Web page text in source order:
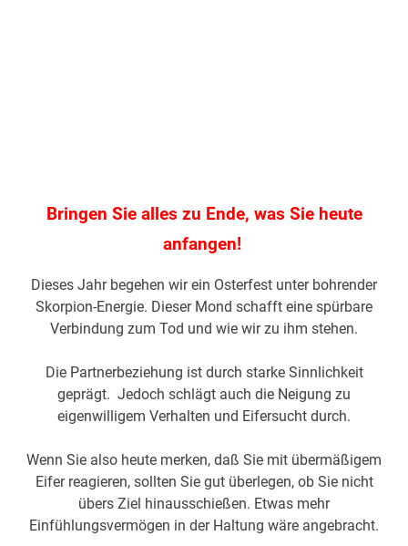
Bringen Sie alles zu Ende, was Sie heute
anfangen!
Dieses Jahr begehen wir ein Osterfest unter bohrender
Skorpion-Energie. Dieser Mond schafft eine spürbare
Verbindung zum Tod und wie wir zu ihm stehen.
Die Partnerbeziehung ist durch starke Sinnlichkeit
geprägt. Jedoch schlägt auch die Neigung zu
eigenwilligem Verhalten und Eifersucht durch.
Wenn Sie also heute merken, daß Sie mit übermäßigem
Eifer reagieren, sollten Sie gut überlegen, ob Sie nicht
übers Ziel hinausschießen. Etwas mehr
Einfühlungsvermögen in der Haltung wäre angebracht.